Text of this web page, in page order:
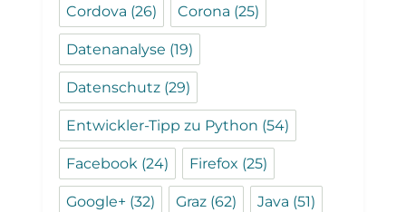
Cordova (26) Corona (25)
Datenanalyse (19)
Datenschutz (29)
Entwickler-Tipp zu Python (54)
Facebook (24) Firefox (25)
Google+ (32) Graz (62) Java (51)